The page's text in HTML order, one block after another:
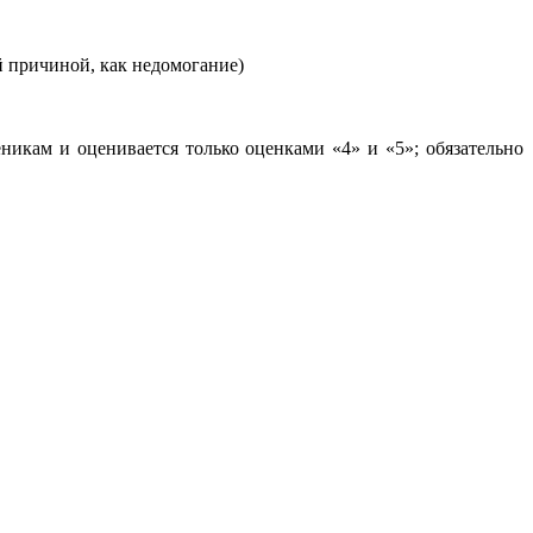
причиной, как недомогание)
и оценивается только оценками «4» и «5»; обязательно